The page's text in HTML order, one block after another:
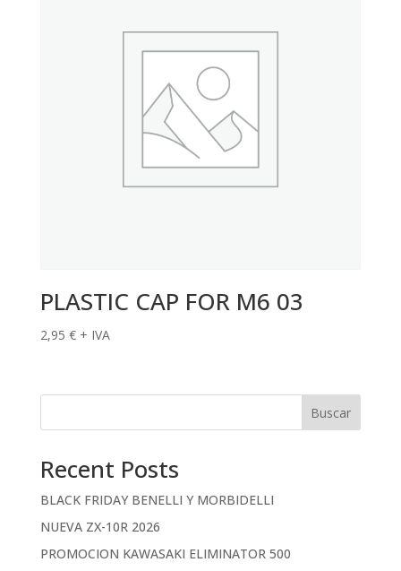
PLASTIC CAP FOR M6 03
2,95 € + IVA
Buscar
Recent Posts
BLACK FRIDAY BENELLI Y MORBIDELLI
NUEVA ZX-10R 2026
PROMOCION KAWASAKI ELIMINATOR 500